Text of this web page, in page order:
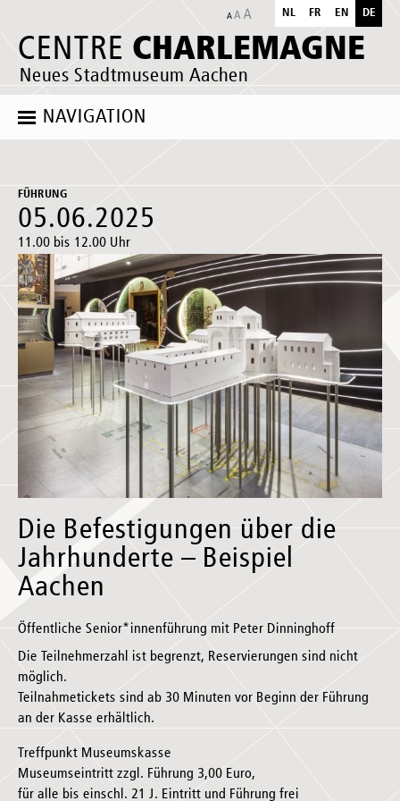
CENTRE CHARLEMAGNE
Neues Stadtmuseum Aachen
NL FR EN DE
NAVIGATION
FÜHRUNG
05.06.2025
11.00 bis 12.00 Uhr
Die Befestigungen über die
Jahrhunderte – Beispiel
Aachen
Öffentliche Senior*innenführung mit Peter Dinninghoff
Die Teilnehmerzahl ist begrenzt, Reservierungen sind nicht
möglich.
Teilnahmetickets sind ab 30 Minuten vor Beginn der Führung
an der Kasse erhältlich.
Treffpunkt Museumskasse
Museumseintritt zzgl. Führung 3,00 Euro,
für alle bis einschl. 21 J. Eintritt und Führung frei